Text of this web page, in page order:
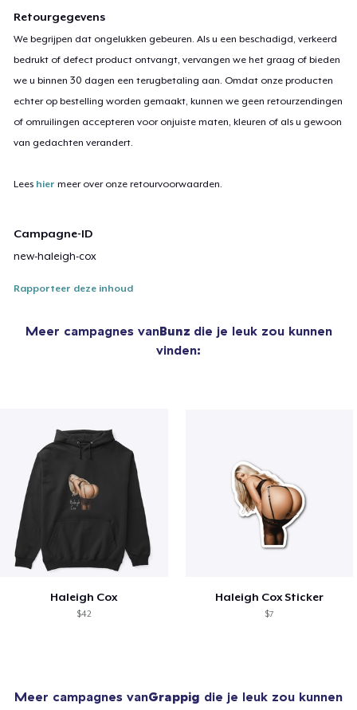
Retourgegevens
We begrijpen dat ongelukken gebeuren. Als u een beschadigd, verkeerd
bedrukt of defect product ontvangt, vervangen we het graag of bieden
we u binnen 30 dagen een terugbetaling aan. Omdat onze producten
echter op bestelling worden gemaakt, kunnen we geen retourzendingen
of omruilingen accepteren voor onjuiste maten, kleuren of als u gewoon
van gedachten verandert.
Lees hier meer over onze retourvoorwaarden.
Campagne-ID
new-haleigh-cox
Rapporteer deze inhoud
Meer campagnes vanBunz die je leuk zou kunnen
vinden:
Haleigh Cox
$42
Haleigh Cox Sticker
$7
Meer campagnes vanGrappig die je leuk zou kunnen